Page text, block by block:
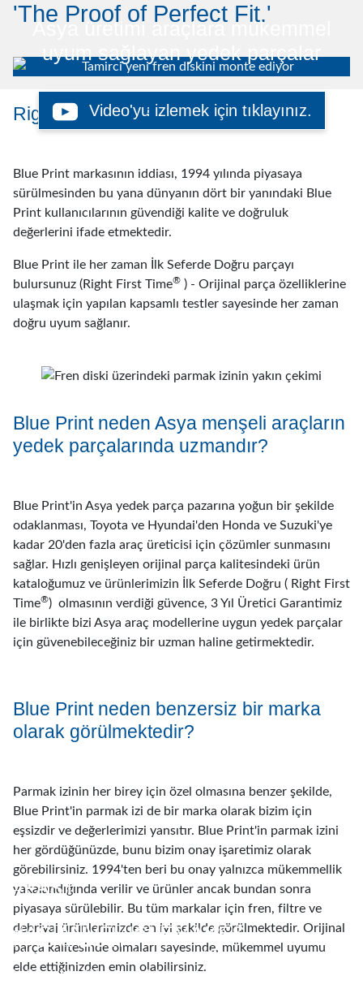
'The Proof of Perfect Fit.'
Asya üretimi araçlara mükemmel
uyum sağlayan yedek parçalar
Video'yu izlemek için tıklayınız.
Right First Time ® (İlk Seferde Doğru)
Blue Print markasının iddiası, 1994 yılında piyasaya
sürülmesinden bu yana dünyanın dört bir yanındaki Blue
Print kullanıcılarının güvendiği kalite ve doğruluk
değerlerini ifade etmektedir.
Blue Print ile her zaman İlk Seferde Doğru parçayı
bulursunuz (Right First Time® ) - Orijinal parça özelliklerine
ulaşmak için yapılan kapsamlı testler sayesinde her zaman
doğru uyum sağlanır.
Blue Print neden Asya menşeli araçların
yedek parçalarında uzmandır?
Blue Print'in Asya yedek parça pazarına yoğun bir şekilde
odaklanması, Toyota ve Hyundai'den Honda ve Suzuki'ye
kadar 20'den fazla araç üreticisi için çözümler sunmasını
sağlar. Hızlı genişleyen orijinal parça kalitesindeki ürün
kataloğumuz ve ürünlerimizin İlk Seferde Doğru ( Right First
Time®) olmasının verdiği güvence, 3 Yıl Üretici Garantimiz
ile birlikte bizi Asya araç modellerine uygun yedek parçalar
için güvenebileceğiniz bir uzman haline getirmektedir.
Blue Print neden benzersiz bir marka
olarak görülmektedir?
Parmak izinin her birey için özel olmasına benzer şekilde,
Blue Print'in parmak izi de bir marka olarak bizim için
eşsizdir ve değerlerimizi yansıtır. Blue Print'in parmak izini
her gördüğünüzde, bunu bizim onay işaretimiz olarak
görebilirsiniz. 1994'ten beri bu onay yalnızca mükemmellik
yakalandığında verilir ve ürünler ancak bundan sonra
piyasaya sürülebilir. Bu tüm markalar için fren, filtre ve
debriyaj ürünlerimizde en iyi şekilde görülmektedir. Orijinal
parça kalitesinde olmaları sayesinde, mükemmel uyumu
elde ettiğinizden emin olabilirsiniz.
#ASIANVEHICLEMAKES
#PERFECTFIT
#FAST
Pazarın En Hızlısı: Yeni bir araç modeli piyasaya çıkar
çıkmaz, araç ve model araştırma ekibimiz, en erken
kullanılabilirliği sağlamak için sistemimizdeki mevcut